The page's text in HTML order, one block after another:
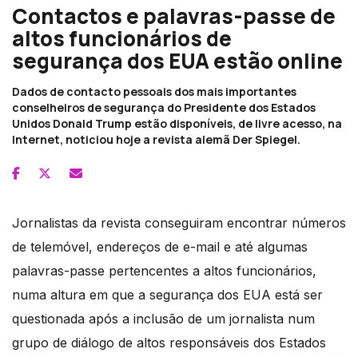
Contactos e palavras-passe de
altos funcionários de
segurança dos EUA estão online
Dados de contacto pessoais dos mais importantes
conselheiros de segurança do Presidente dos Estados
Unidos Donald Trump estão disponíveis, de livre acesso, na
Internet, noticiou hoje a revista alemã Der Spiegel.
Jornalistas da revista conseguiram encontrar números
de telemóvel, endereços de e-mail e até algumas
palavras-passe pertencentes a altos funcionários,
numa altura em que a segurança dos EUA está ser
questionada após a inclusão de um jornalista num
grupo de diálogo de altos responsáveis dos Estados